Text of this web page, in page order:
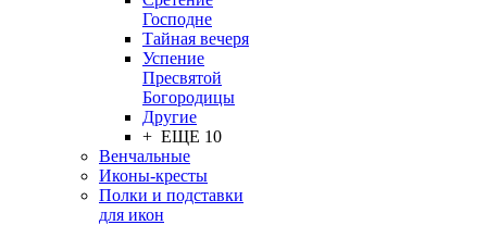
Господне
Тайная вечеря
Успение
Пресвятой
Богородицы
Другие
+ ЕЩЕ 10
Венчальные
Иконы-кресты
Полки и подставки
для икон